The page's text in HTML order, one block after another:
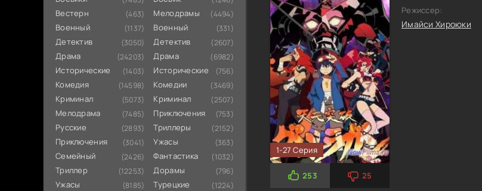
Вестерн (463)
Военный (1137)
Детектив (3050)
Драма (24203)
Исторические (1403)
Комедия (14598)
Криминал (5073)
Мелодрама (7485)
Русские (2893)
Приключения (3041)
Семейный (2426)
Триллер (12253)
Ужасы (8185)
Мелодрамы (4494)
Военный (331)
Детектив (2607)
Драма (6982)
Исторические (756)
Комедии (3469)
Криминал (2507)
Приключения (753)
Триллеры (2152)
Ужасы (363)
Фантастика (1032)
Дорамы (796)
Турецкие (1224)
1-27 Серия
253 25
Режиссер:
Имайси Хироюки